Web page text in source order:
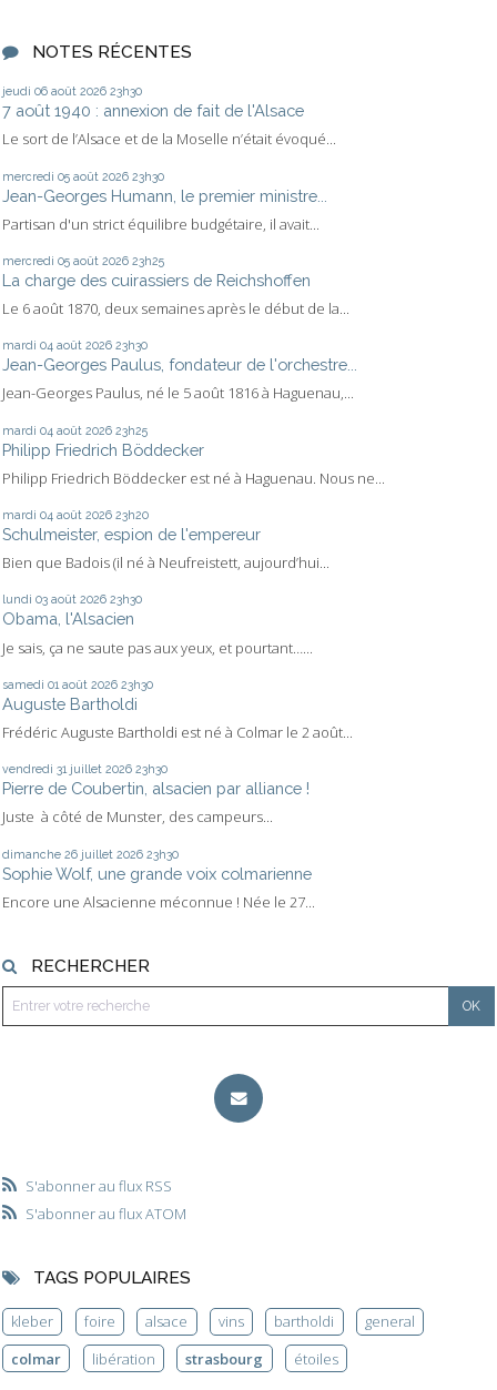
NOTES RÉCENTES
jeudi 06 août 2026 23h30
7 août 1940 : annexion de fait de l'Alsace
Le sort de l’Alsace et de la Moselle n’était évoqué...
mercredi 05 août 2026 23h30
Jean-Georges Humann, le premier ministre...
Partisan d'un strict équilibre budgétaire, il avait...
mercredi 05 août 2026 23h25
La charge des cuirassiers de Reichshoffen
Le 6 août 1870, deux semaines après le début de la...
mardi 04 août 2026 23h30
Jean-Georges Paulus, fondateur de l'orchestre...
Jean-Georges Paulus, né le 5 août 1816 à Haguenau,...
mardi 04 août 2026 23h25
Philipp Friedrich Böddecker
Philipp Friedrich Böddecker est né à Haguenau. Nous ne...
mardi 04 août 2026 23h20
Schulmeister, espion de l'empereur
Bien que Badois (il né à Neufreistett, aujourd’hui...
lundi 03 août 2026 23h30
Obama, l'Alsacien
Je sais, ça ne saute pas aux yeux, et pourtant…...
samedi 01 août 2026 23h30
Auguste Bartholdi
Frédéric Auguste Bartholdi est né à Colmar le 2 août...
vendredi 31 juillet 2026 23h30
Pierre de Coubertin, alsacien par alliance !
Juste à côté de Munster, des campeurs...
dimanche 26 juillet 2026 23h30
Sophie Wolf, une grande voix colmarienne
Encore une Alsacienne méconnue ! Née le 27...
RECHERCHER
S'abonner au flux RSS
S'abonner au flux ATOM
TAGS POPULAIRES
kleber foire alsace vins bartholdi
general
colmar
libération strasbourg étoiles